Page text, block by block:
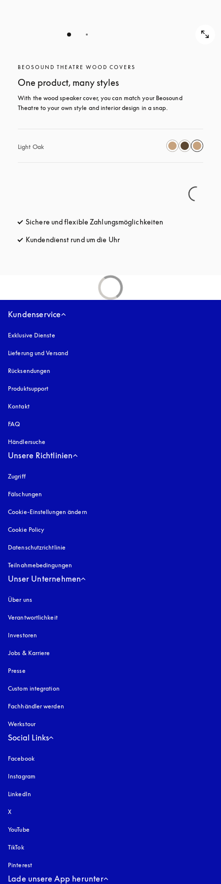
BEOSOUND THEATRE WOOD COVERS
One product, many styles
With the wood speaker cover, you can match your Beosound
Theatre to your own style and interior design in a snap.
Light Oak
Sichere und flexible Zahlungsmöglichkeiten
Kundendienst rund um die Uhröffnet sich in einem neuen Tab
Kundenservice
Exklusive Dienste
Lieferung und Versand
Rücksendungen
Produktsupport
Kontakt
FAQ
Händlersuche
Unsere Richtlinien
Zugrifföffnet sich in einem neuen Tab
Fälschungen
Cookie-Einstellungen ändern
Cookie Policy
Datenschutzrichtlinie
Teilnahmebedingungen
Unser Unternehmen
Über uns
Verantwortlichkeit
Investoren
Jobs & Karriere
Presse
Custom integration
Fachhändler werden
Werkstour
Social Links
Facebook
Instagram
LinkedIn
X
YouTube
TikTok
Pinterest
Lade unsere App herunter